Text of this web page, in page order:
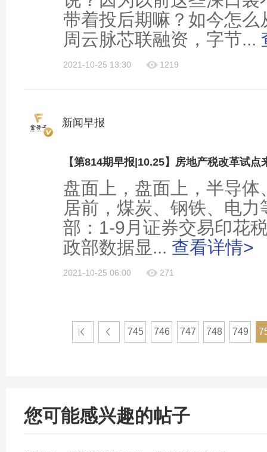
带着投后期嘛？如今怎
周云脉芯联融资，字节...
2021-10-25 13:30 1219
新闻早报
盘面上，盘面上，半导
居前，煤炭、钢铁、电
部：1-9月证券交易印花
政部数据显... 查看详情>
2021-10-25 06:00 271
745 746 747 748 749
您可能感兴趣的帖子